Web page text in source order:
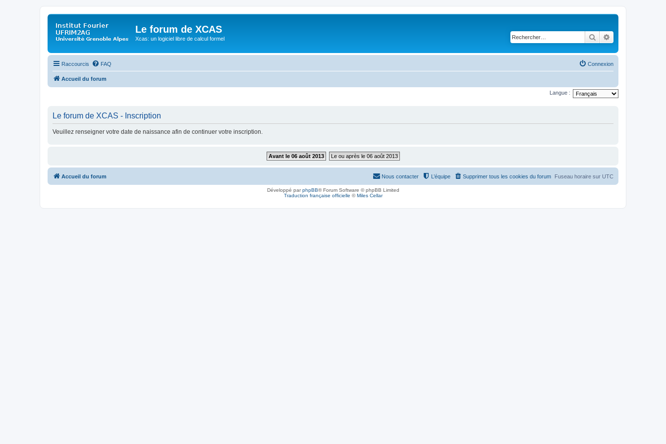
Le forum de XCAS
Xcas: un logiciel libre de calcul formel Rechercher
Raccourcis FAQ Connexion
Accueil du forum
Langue :
Le forum de XCAS - Inscription
Veuillez renseigner votre date de naissance afin de continuer votre inscription.
Avant le 06 août 2013 Le ou après le 06 août 2013
Accueil du forum Fuseau horaire sur UTC
Supprimer tous les cookies du forum
L’équipe
Nous contacter
Développé parphpBB® Forum Software © phpBB Limited
Traduction française officielle ©Miles Cellar